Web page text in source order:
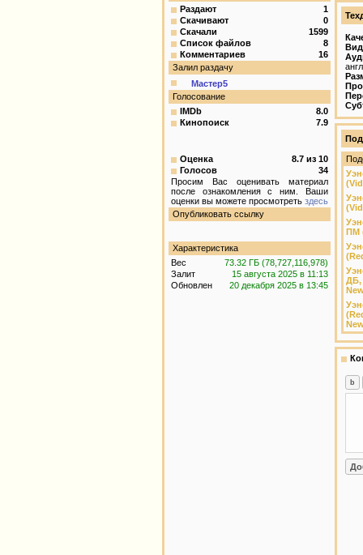
Раздают
1
Скачивают
0
Скачали
1599
Список файлов
8
Комментариев
16
Залил раздачу
Мастер5
Голосование
IMDb
8.0
Кинопоиск
7.9
Оценка 8.7 из 10
Голосов
34
Просим Вас оценивать материал
после ознакомления с ним. Ваши
оценки вы можете просмотреть здесь
Опубликовать ссылку
Характеристика
Вес
73.32 ГБ (78,727,116,978)
Залит
15 августа 2025 в 11:13
Обновлен
20 декабря 2025 в 13:45
ПМ